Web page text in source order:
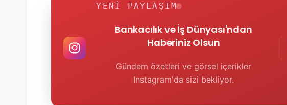
YENI PAYLAŞIM
Bankacılık ve İş Dünyası'ndan
Haberiniz Olsun
Gündem özetleri ve görsel içerikler
Instagram'da sizi bekliyor.